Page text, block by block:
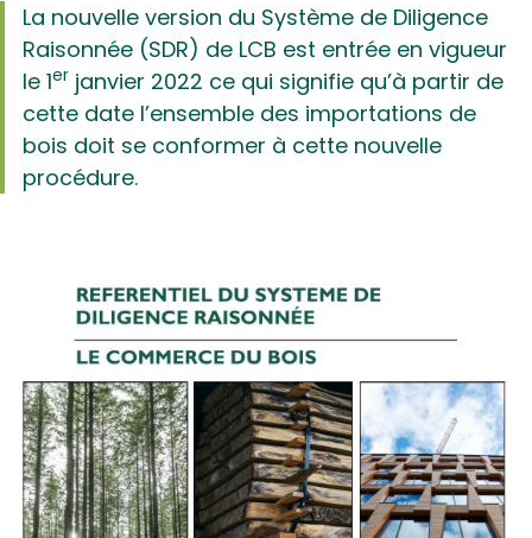
La nouvelle version du Système de Diligence
Raisonnée (SDR) de LCB est entrée en vigueur
le 1er janvier 2022 ce qui signifie qu’à partir de
cette date l’ensemble des importations de
bois doit se conformer à cette nouvelle
procédure.